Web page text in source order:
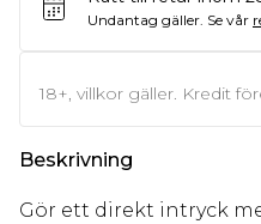
Undantag gäller. Se vår
18+, villkor gäller. Kredit
Beskrivning
Gör ett direkt intryck